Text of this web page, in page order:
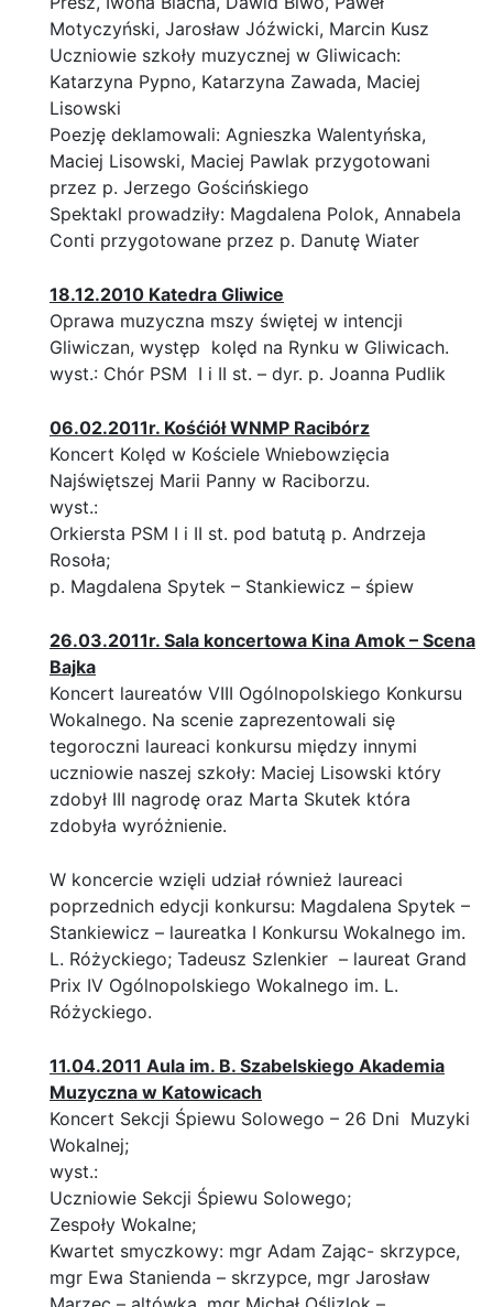
Motyczyński, Jarosław Jóźwicki, Marcin Kusz
Uczniowie szkoły muzycznej w Gliwicach:
Katarzyna Pypno, Katarzyna Zawada, Maciej
Lisowski
Poezję deklamowali: Agnieszka Walentyńska,
Maciej Lisowski, Maciej Pawlak przygotowani
przez p. Jerzego Gościńskiego
Spektakl prowadziły: Magdalena Polok, Annabela
Conti przygotowane przez p. Danutę Wiater
18.12.2010 Katedra Gliwice
Oprawa muzyczna mszy świętej w intencji
Gliwiczan, występ kolęd na Rynku w Gliwicach.
wyst.: Chór PSM I i II st. – dyr. p. Joanna Pudlik
06.02.2011r. Kośćiół WNMP Racibórz
Koncert Kolęd w Kościele Wniebowzięcia
Najświętszej Marii Panny w Raciborzu.
wyst.:
Orkiersta PSM I i II st. pod batutą p. Andrzeja
Rosoła;
p. Magdalena Spytek – Stankiewicz – śpiew
26.03.2011r. Sala koncertowa Kina Amok – Scena
Bajka
Koncert laureatów VIII Ogólnopolskiego Konkursu
Wokalnego. Na scenie zaprezentowali się
tegoroczni laureaci konkursu między innymi
uczniowie naszej szkoły: Maciej Lisowski który
zdobył III nagrodę oraz Marta Skutek która
zdobyła wyróżnienie.
W koncercie wzięli udział również laureaci
poprzednich edycji konkursu: Magdalena Spytek –
Stankiewicz – laureatka I Konkursu Wokalnego im.
L. Różyckiego; Tadeusz Szlenkier – laureat Grand
Prix IV Ogólnopolskiego Wokalnego im. L.
Różyckiego.
11.04.2011 Aula im. B. Szabelskiego Akademia
Muzyczna w Katowicach
Koncert Sekcji Śpiewu Solowego – 26 Dni Muzyki
Wokalnej;
wyst.:
Uczniowie Sekcji Śpiewu Solowego;
Zespoły Wokalne;
Kwartet smyczkowy: mgr Adam Zając- skrzypce,
mgr Ewa Stanienda – skrzypce, mgr Jarosław